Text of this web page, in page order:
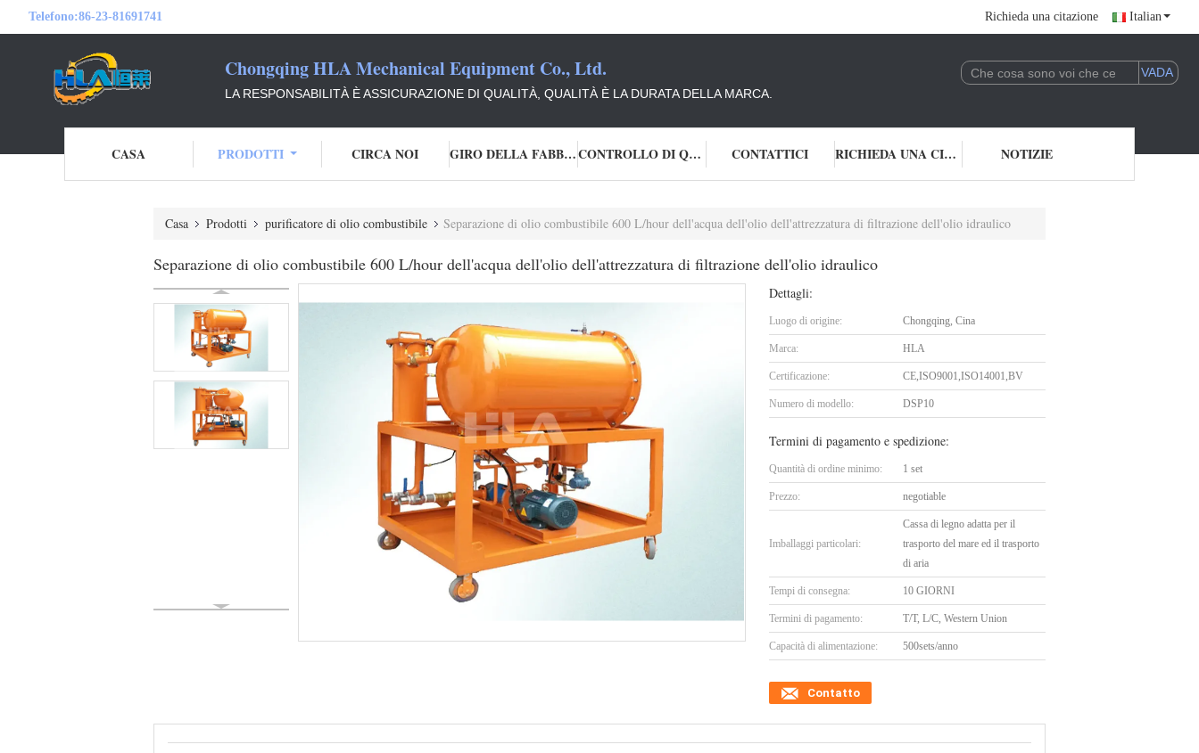
Telefono:86-23-81691741 Richieda una citazione Italian
Chongqing HLA Mechanical Equipment Co., Ltd.
LA RESPONSABILITÀ È ASSICURAZIONE DI QUALITÀ, QUALITÀ È LA DURATA DELLA MARCA.
CASA PRODOTTI CIRCA NOI GIRO DELLA FABBRICA CONTROLLO DI QUALITÀ CONTATTICI RICHIEDA UNA CITAZIONE NOTIZIE
Casa Prodotti purificatore di olio combustibile Separazione di olio combustibile 600 L/hour dell'acqua dell'olio dell'attrezzatura di filtrazione dell'olio idraulico
Separazione di olio combustibile 600 L/hour dell'acqua dell'olio dell'attrezzatura di filtrazione dell'olio idraulico
Dettagli:
Luogo di origine: Chongqing, Cina
Marca: HLA
Certificazione: CE,ISO9001,ISO14001,BV
Numero di modello: DSP10
Termini di pagamento e spedizione:
Quantità di ordine minimo: 1 set
Prezzo: negotiable
Imballaggi particolari:
Cassa di legno adatta per il
trasporto del mare ed il trasporto
di aria
Tempi di consegna: 10 GIORNI
Termini di pagamento: T/T, L/C, Western Union
Capacità di alimentazione: 500sets/anno
Contatto